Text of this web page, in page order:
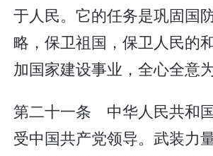
于人民。它的任务是巩固国
略，保卫祖国，保卫人民的
加国家建设事业，全心全意
第二十一条 中华人民共和
受中国共产党领导。武装力